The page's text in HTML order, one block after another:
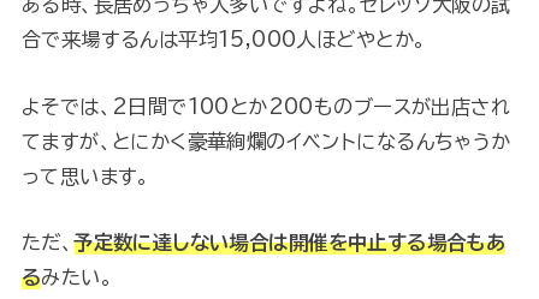
ある時、長居めっちゃ人多いですよね。セレッソ大阪の試
合で来場するんは平均15,000人ほどやとか。
よそでは、2日間で100とか200ものブースが出店され
てますが、とにかく豪華絢爛のイベントになるんちゃうか
って思います。
ただ、予定数に達しない場合は開催を中止する場合もあ
るみたい。